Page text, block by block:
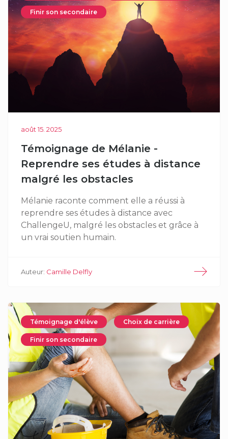
Finir son secondaire
août 15. 2025
Témoignage de Mélanie -
Reprendre ses études à distance
malgré les obstacles
Mélanie raconte comment elle a réussi à
reprendre ses études à distance avec
ChallengeU, malgré les obstacles et grâce à
un vrai soutien humain.
Auteur: Camille Delfly
Témoignage d'élève Choix de carrière
Finir son secondaire